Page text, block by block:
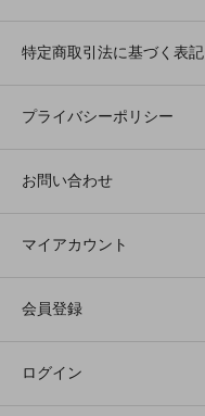
特定商取引法に基づく表記
プライバシーポリシー
お問い合わせ
マイアカウント
会員登録
ログイン